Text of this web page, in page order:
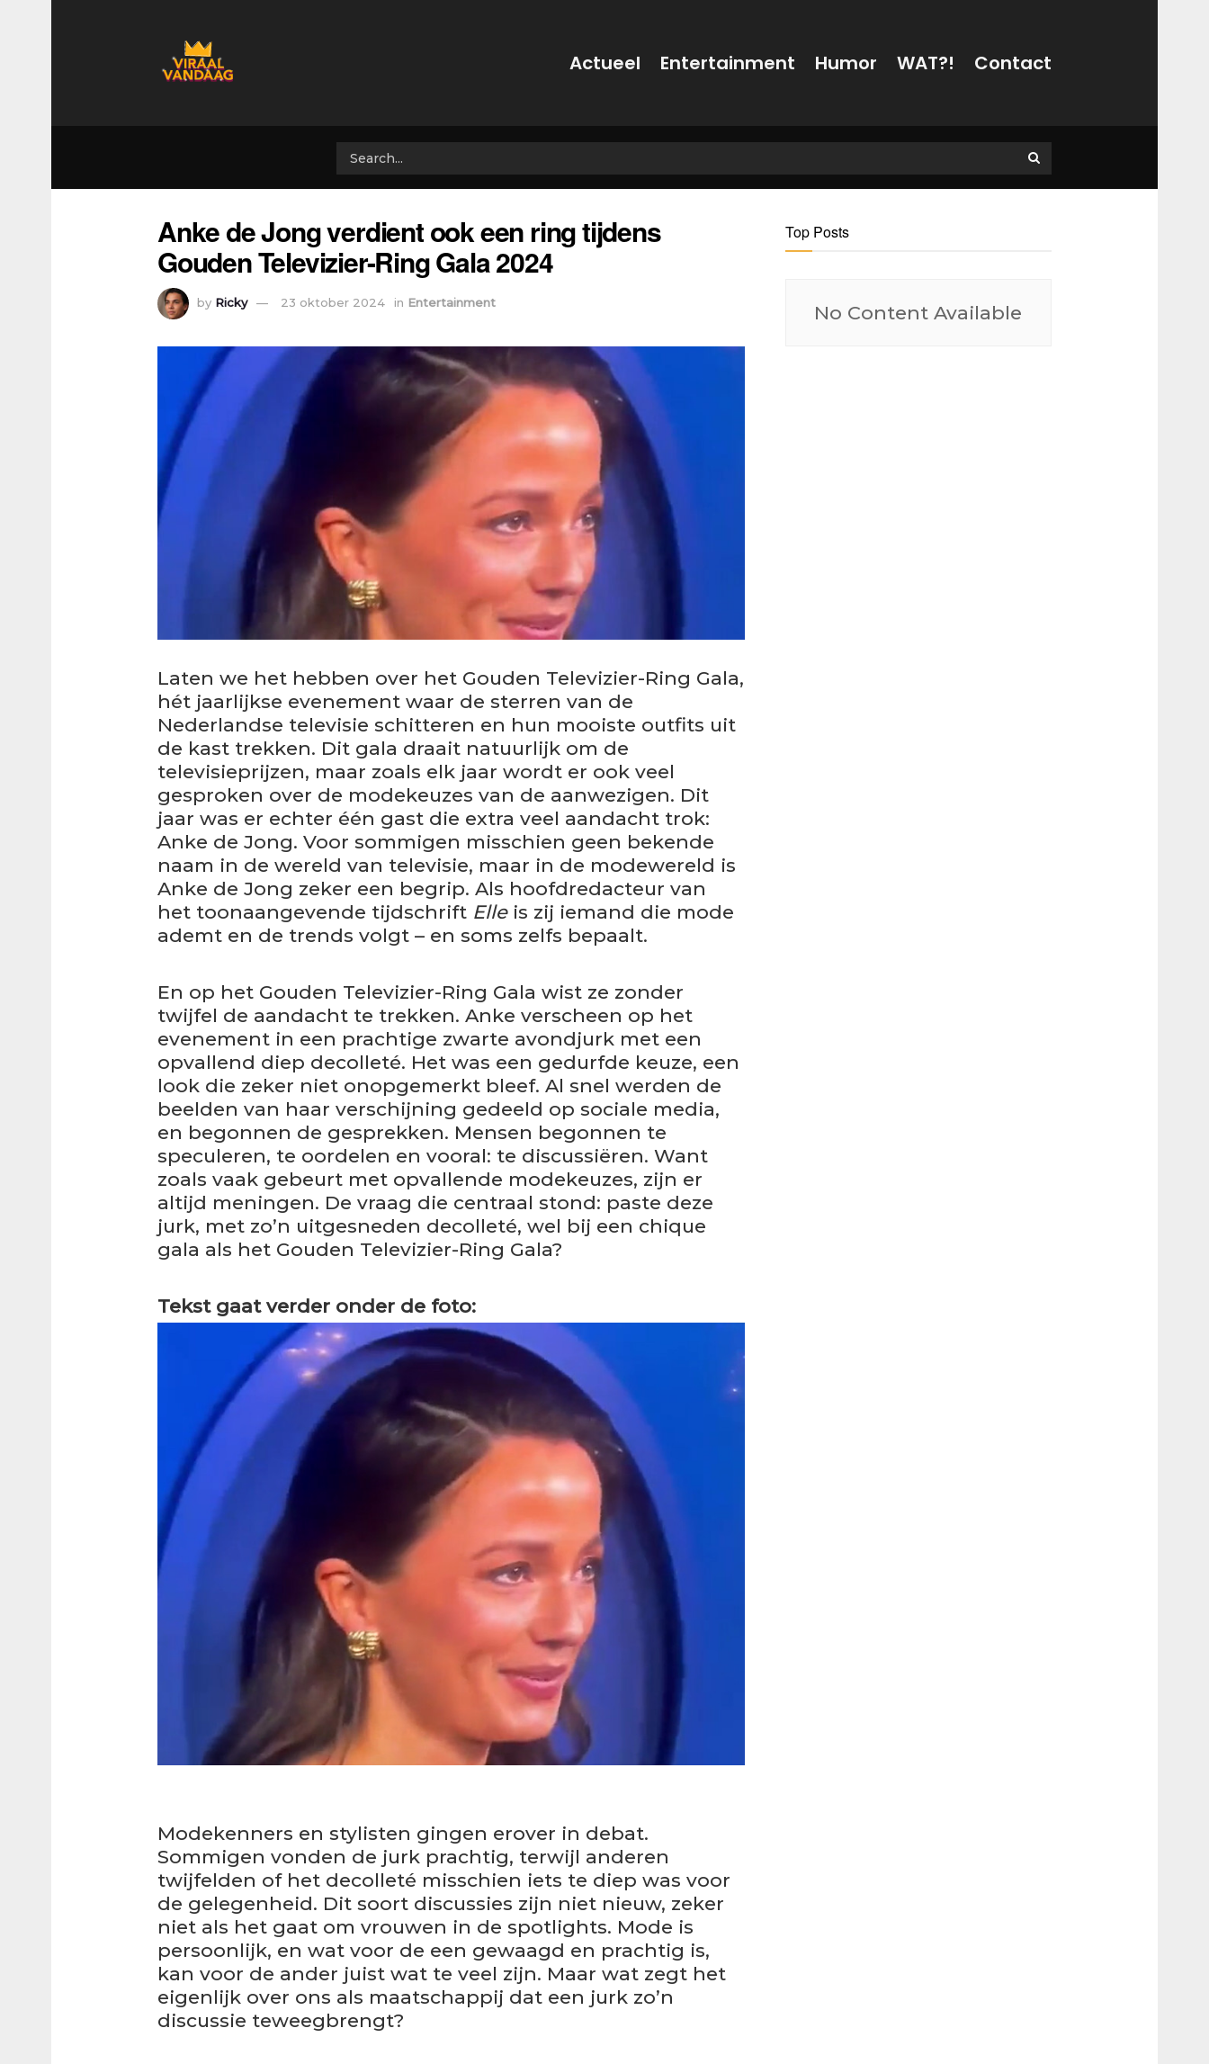
Actueel Entertainment Humor WAT?! Contact
Anke de Jong verdient ook een ring tijdens
Gouden Televizier-Ring Gala 2024
by Ricky 23 oktober 2024 in Entertainment
Laten we het hebben over het Gouden Televizier-Ring Gala,
hét jaarlijkse evenement waar de sterren van de
Nederlandse televisie schitteren en hun mooiste outfits uit
de kast trekken. Dit gala draait natuurlijk om de
televisieprijzen, maar zoals elk jaar wordt er ook veel
gesproken over de modekeuzes van de aanwezigen. Dit
jaar was er echter één gast die extra veel aandacht trok:
Anke de Jong. Voor sommigen misschien geen bekende
naam in de wereld van televisie, maar in de modewereld is
Anke de Jong zeker een begrip. Als hoofdredacteur van
het toonaangevende tijdschrift Elleis zij iemand die mode
ademt en de trends volgt – en soms zelfs bepaalt.
En op het Gouden Televizier-Ring Gala wist ze zonder
twijfel de aandacht te trekken. Anke verscheen op het
evenement in een prachtige zwarte avondjurk met een
opvallend diep decolleté. Het was een gedurfde keuze, een
look die zeker niet onopgemerkt bleef. Al snel werden de
beelden van haar verschijning gedeeld op sociale media,
en begonnen de gesprekken. Mensen begonnen te
speculeren, te oordelen en vooral: te discussiëren. Want
zoals vaak gebeurt met opvallende modekeuzes, zijn er
altijd meningen. De vraag die centraal stond: paste deze
jurk, met zo’n uitgesneden decolleté, wel bij een chique
gala als het Gouden Televizier-Ring Gala?
Tekst gaat verder onder de foto:
Modekenners en stylisten gingen erover in debat.
Sommigen vonden de jurk prachtig, terwijl anderen
twijfelden of het decolleté misschien iets te diep was voor
de gelegenheid. Dit soort discussies zijn niet nieuw, zeker
niet als het gaat om vrouwen in de spotlights. Mode is
persoonlijk, en wat voor de een gewaagd en prachtig is,
kan voor de ander juist wat te veel zijn. Maar wat zegt het
eigenlijk over ons als maatschappij dat een jurk zo’n
discussie teweegbrengt?
Top Posts
No Content Available